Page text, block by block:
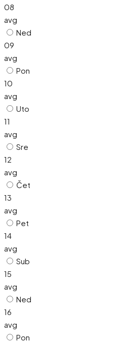
08
avg
Ned
09
avg
Pon
10
avg
Uto
11
avg
Sre
12
avg
Čet
13
avg
Pet
14
avg
Sub
15
avg
Ned
16
avg
Pon